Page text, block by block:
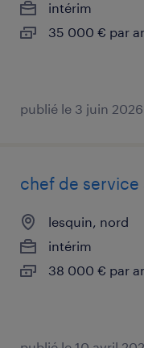
intérim
35 000 € par
publié le 3 juin 2026
chef de
lesquin, nord
intérim
38 000 € par